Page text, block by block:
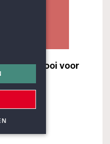
- Pleidooi voor